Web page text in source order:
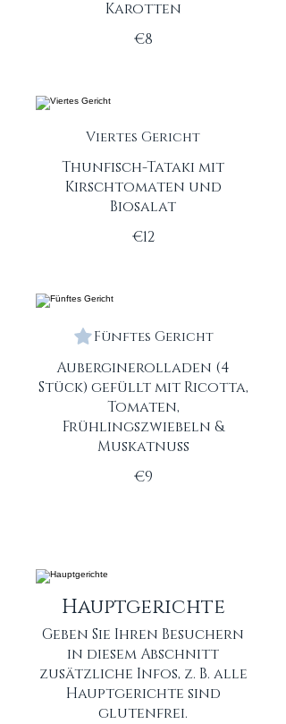
Karotten
€8
Viertes Gericht
Thunfisch-Tataki mit
Kirschtomaten und
Biosalat
€12
Fünftes Gericht
Auberginerolladen (4
Stück) gefüllt mit Ricotta,
Tomaten,
Frühlingszwiebeln &
Muskatnuss
€9
Hauptgerichte
Geben Sie Ihren Besuchern
in diesem Abschnitt
zusätzliche Infos, z. B. alle
Hauptgerichte sind
glutenfrei.